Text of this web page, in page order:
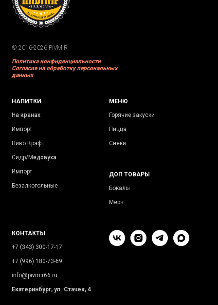
© 2016-2026 PIVMIR
Политика конфиденциальности
Согласие на обработку персональных
данных
НАПИТКИ
На кранах
Импорт
Пиво Крафт
Сидр/Медовуха
Импорт
Безалкогольные
МЕНЮ
Горячие закуски
Пицца
Снеки
ДОП ТОВАРЫ
Бокалы
Мерч
КОНТАКТЫ
+7 (343) 300-17-17
+7 (996) 180-73-69
info@pivmir66.ru
Екатеринбург, ул. Стачек, 4